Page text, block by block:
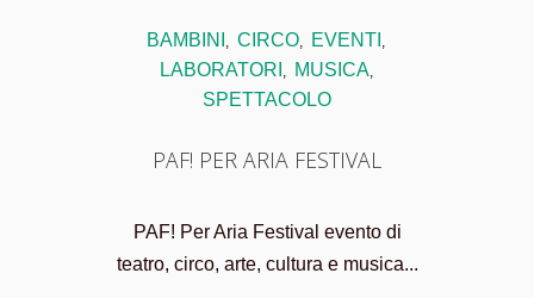
BAMBINI CIRCO EVENTI
LABORATORI MUSICA,
SPETTACOLO
PAF! PER ARIA FESTIVAL
PAF! Per Aria Festival evento di
teatro, circo, arte, cultura e musica...